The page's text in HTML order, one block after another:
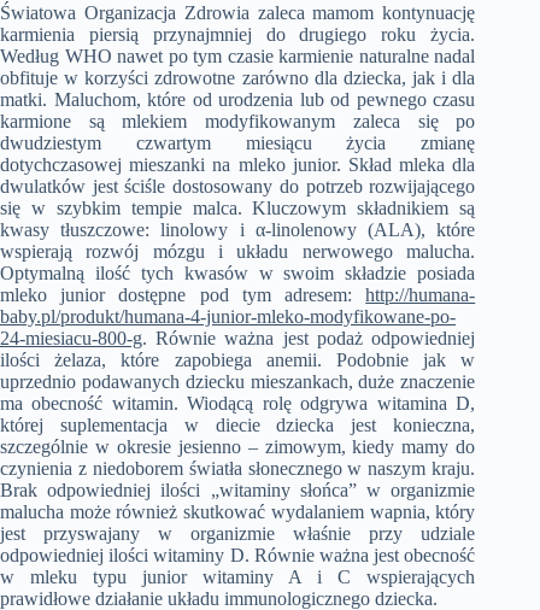
Światowa Organizacja Zdrowia zaleca mamom kontynuację
karmienia piersią przynajmniej do drugiego roku życia.
Według WHO nawet po tym czasie karmienie naturalne nadal
obfituje w korzyści zdrowotne zarówno dla dziecka, jak i dla
matki. Maluchom, które od urodzenia lub od pewnego czasu
karmione są mlekiem modyfikowanym zaleca się po
dwudziestym czwartym miesiącu życia zmianę
dotychczasowej mieszanki na mleko junior. Skład mleka dla
dwulatków jest ściśle dostosowany do potrzeb rozwijającego
się w szybkim tempie malca. Kluczowym składnikiem są
kwasy tłuszczowe: linolowy i α-linolenowy (ALA), które
wspierają rozwój mózgu i układu nerwowego malucha.
Optymalną ilość tych kwasów w swoim składzie posiada
mleko junior dostępne pod tym adresem:http://humana-
baby.pl/produkt/humana-4-junior-mleko-modyfikowane-po-
24-miesiacu-800-g. Równie ważna jest podaż odpowiedniej
ilości żelaza, które zapobiega anemii. Podobnie jak w
uprzednio podawanych dziecku mieszankach, duże znaczenie
ma obecność witamin. Wiodącą rolę odgrywa witamina D,
której suplementacja w diecie dziecka jest konieczna,
szczególnie w okresie jesienno – zimowym, kiedy mamy do
czynienia z niedoborem światła słonecznego w naszym kraju.
Brak odpowiedniej ilości „witaminy słońca” w organizmie
malucha może również skutkować wydalaniem wapnia, który
jest przyswajany w organizmie właśnie przy udziale
odpowiedniej ilości witaminy D. Równie ważna jest obecność
w mleku typu junior witaminy A i C wspierających
prawidłowe działanie układu immunologicznego dziecka.